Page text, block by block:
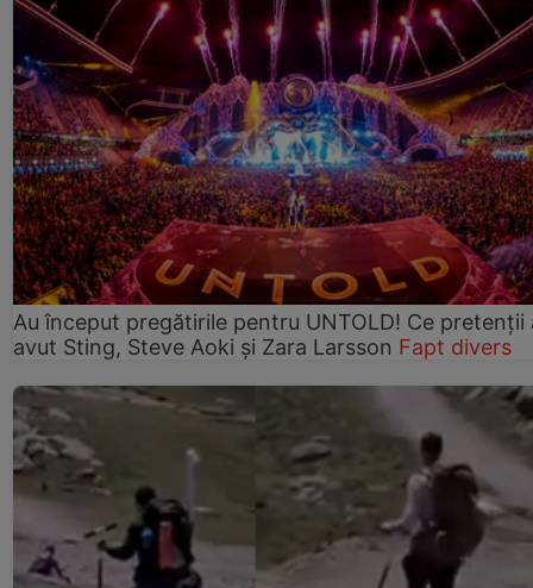
Au început pregătirile pentru UNTOLD! Ce pretenții
avut Sting, Steve Aoki și Zara Larsson Fapt divers